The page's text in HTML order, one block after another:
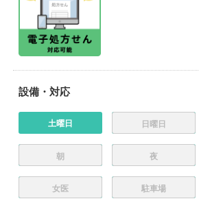
設備・対応
土曜日 日曜日
朝 夜
女医 駐車場